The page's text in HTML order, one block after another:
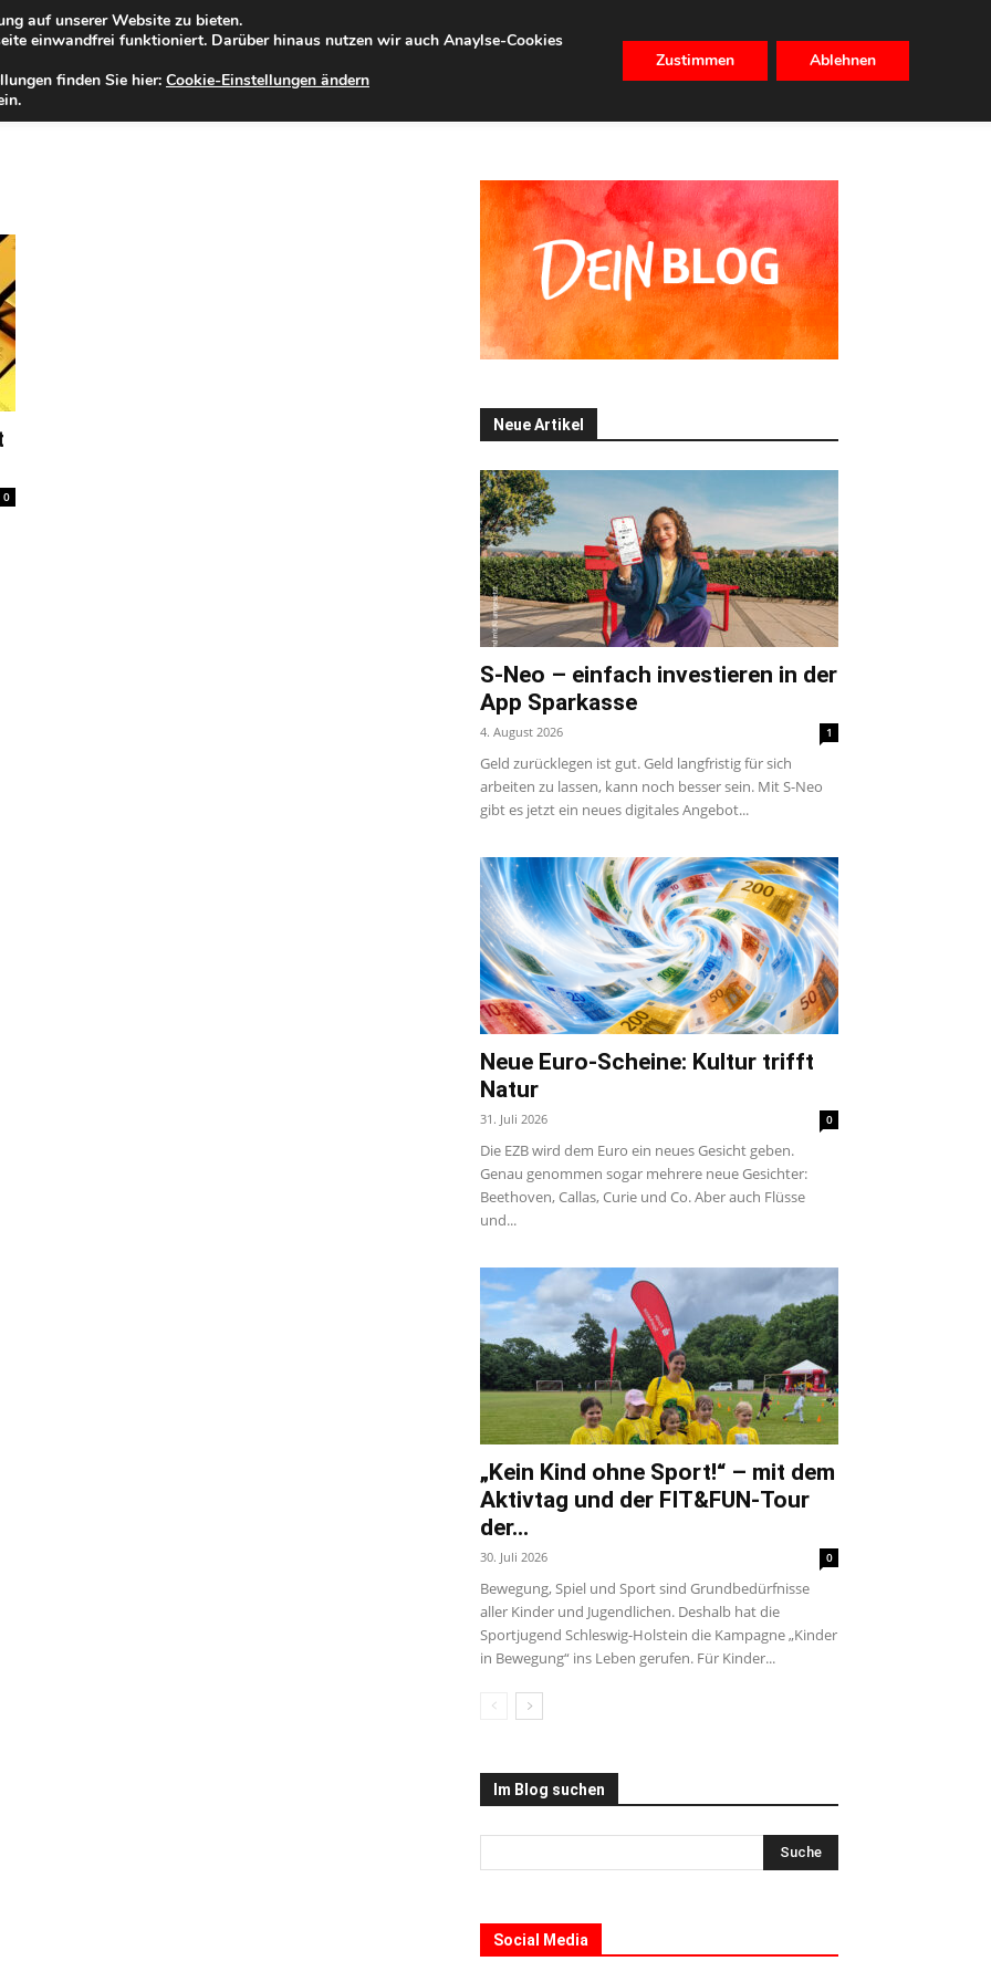
09.08.2026 Zur Internet-Filiale der Förde Sparkasse
IHRE REGION WERTPAPIERE FIRMENKUNDEN IMMOBILIEN
0
Neue Artikel
S-Neo – einfach investieren in der
App Sparkasse
4. August 2026 1
Geld zurücklegen ist gut. Geld langfristig für sich
arbeiten zu lassen, kann noch besser sein. Mit S-Neo
gibt es jetzt ein neues digitales Angebot...
Neue Euro-Scheine: Kultur trifft
Natur
31. Juli 2026 0
Die EZB wird dem Euro ein neues Gesicht geben.
Genau genommen sogar mehrere neue Gesichter:
Beethoven, Callas, Curie und Co. Aber auch Flüsse
und...
„Kein Kind ohne Sport!“ – mit dem
Aktivtag und der FIT&FUN-Tour
der...
30. Juli 2026 0
Bewegung, Spiel und Sport sind Grundbedürfnisse
aller Kinder und Jugendlichen. Deshalb hat die
Sportjugend Schleswig-Holstein die Kampagne „Kinder
in Bewegung“ ins Leben gerufen. Für Kinder...
Im Blog suchen
Social Media
auf unserer Website zu bieten.
einwandfrei funktioniert. Darüber hinaus nutzen wir auch Anaylse-Cookies
finden Sie hier: Cookie-Einstellungen ändern
Zustimmen Ablehnen